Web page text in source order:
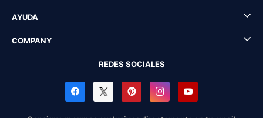
AYUDA
COMPANY
REDES SOCIALES